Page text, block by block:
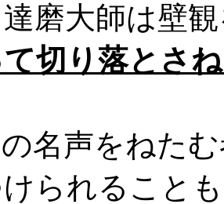
磨大師は壁
切り落とさ
名声をねた
られること